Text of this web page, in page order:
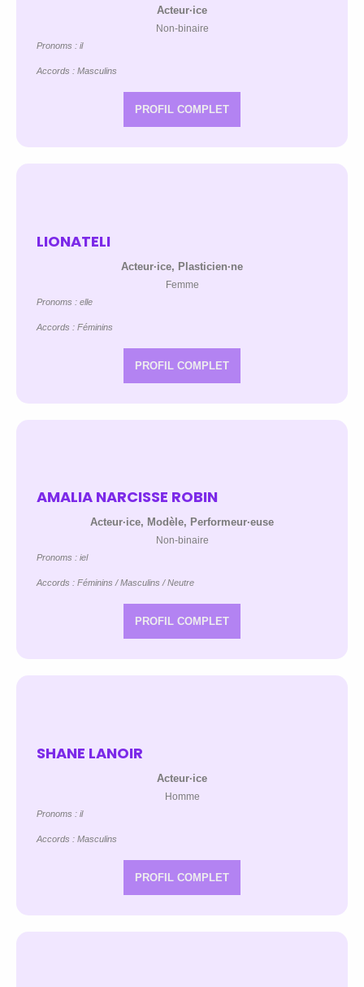
Acteur·ice
Non-binaire
Pronoms : il
Accords : Masculins
PROFIL COMPLET
LIONATELI
Acteur·ice, Plasticien·ne
Femme
Pronoms : elle
Accords : Féminins
PROFIL COMPLET
AMALIA NARCISSE ROBIN
Acteur·ice, Modèle, Performeur·euse
Non-binaire
Pronoms : iel
Accords : Féminins / Masculins / Neutre
PROFIL COMPLET
SHANE LANOIR
Acteur·ice
Homme
Pronoms : il
Accords : Masculins
PROFIL COMPLET